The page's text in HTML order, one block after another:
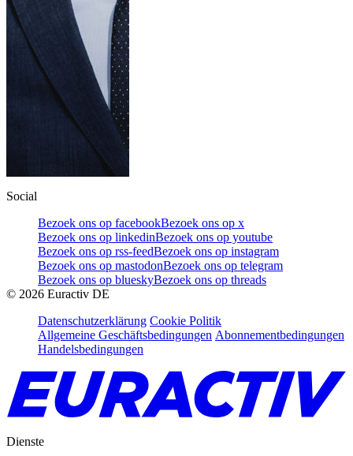
Social
Bezoek ons op facebookBezoek ons op x
Bezoek ons op linkedinBezoek ons op youtube
Bezoek ons op rss-feedBezoek ons op instagram
Bezoek ons op mastodonBezoek ons op telegram
Bezoek ons op blueskyBezoek ons op threads
© 2026 Euractiv DE
Datenschutzerklärung Cookie Politik
Allgemeine Geschäftsbedingungen Abonnementbedingungen
Handelsbedingungen
Dienste